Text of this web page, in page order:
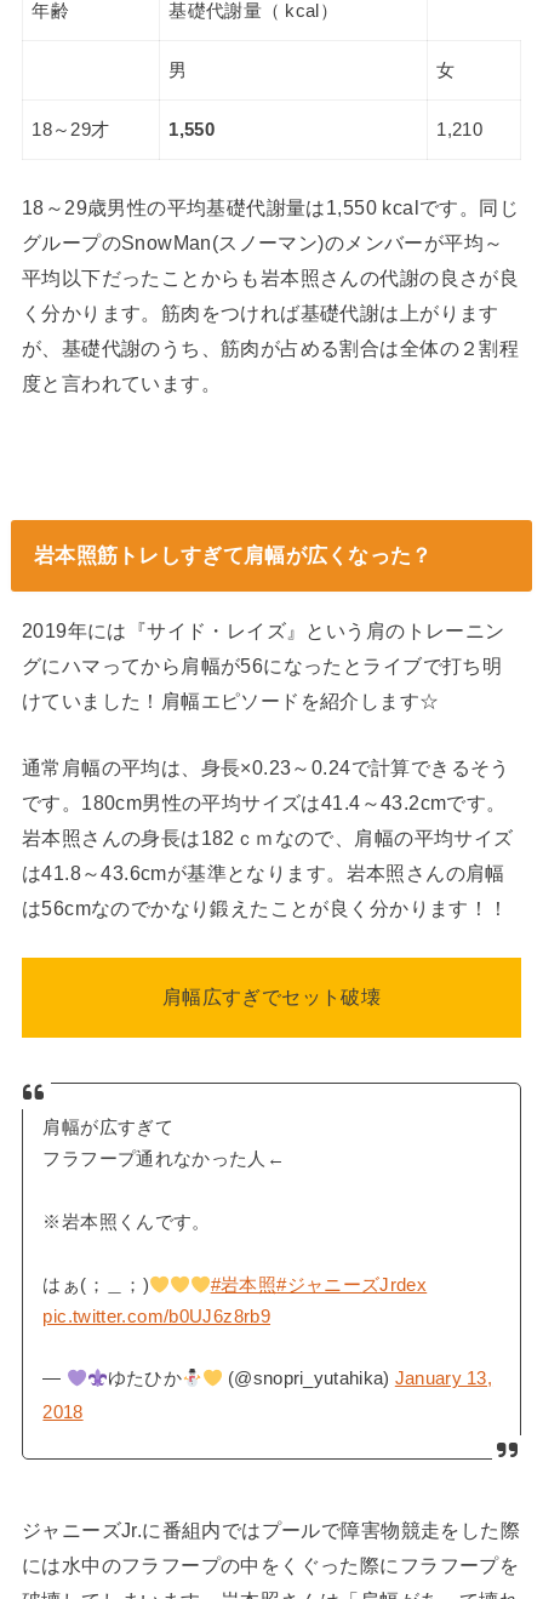
年齢 基礎代謝量（ kcal）
男 女
18～29才 1,550 1,210
18～29歳男性の平均基礎代謝量は1,550 kcalです。同じ
グループのSnowMan(スノーマン)のメンバーが平均～
平均以下だったことからも岩本照さんの代謝の良さが良
く分かります。筋肉をつければ基礎代謝は上がります
が、基礎代謝のうち、筋肉が占める割合は全体の２割程
度と言われています。
岩本照筋トレしすぎて肩幅が広くなった？
2019年には『サイド・レイズ』という肩のトレーニン
グにハマってから肩幅が56になったとライブで打ち明
けていました！肩幅エピソードを紹介します☆
通常肩幅の平均は、身長×0.23～0.24で計算できるそう
です。180cm男性の平均サイズは41.4～43.2cmです。
岩本照さんの身長は182ｃｍなので、肩幅の平均サイズ
は41.8～43.6cmが基準となります。岩本照さんの肩幅
は56cmなのでかなり鍛えたことが良く分かります！！
肩幅広すぎでセット破壊
肩幅が広すぎて
フラフープ通れなかった人←
※岩本照くんです。
はぁ(；＿；) #岩本照#ジャニーズJrdex
pic.twitter.com/b0UJ6z8rb9
— ゆたひか (@snopri_yutahika) January 13,
2018
ジャニーズJr.に番組内ではプールで障害物競走をした際
には水中のフラフープの中をくぐった際にフラフープを